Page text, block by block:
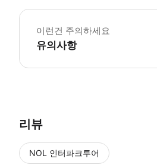
이런건 주의하세요
유의사항
리뷰
NOL 인터파크투어